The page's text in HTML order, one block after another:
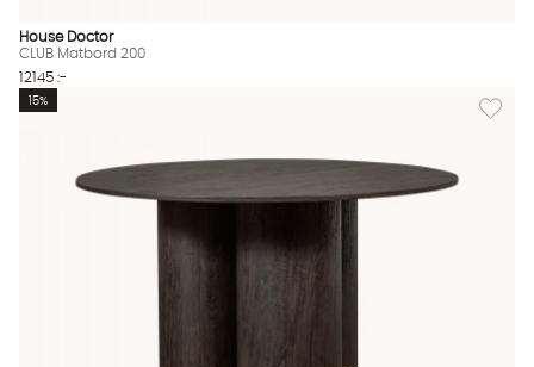
House Doctor
CLUB Matbord 200
12145 :-
Lägg
15%